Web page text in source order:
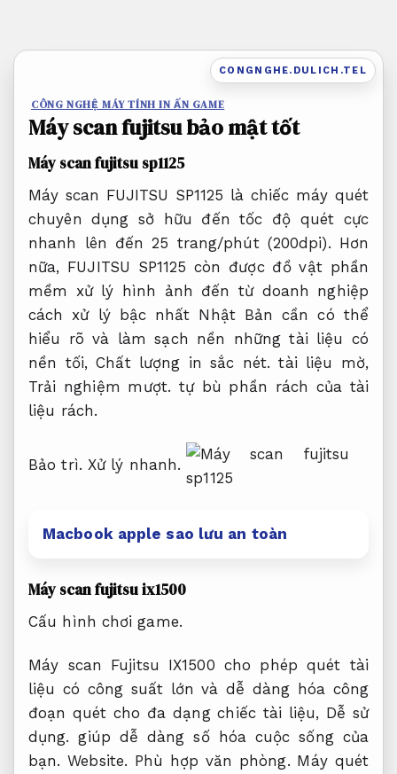
nội
CONGNGHE.DULICH.TEL
CÔNG NGHỆ MÁY TÍNH IN ẤN GAME
Máy scan fujitsu bảo mật tốt
Máy scan fujitsu sp1125
Máy scan FUJITSU SP1125 là chiếc máy quét
chuyên dụng sở hữu đến tốc độ quét cực
nhanh lên đến 25 trang/phút (200dpi). Hơn
nữa, FUJITSU SP1125 còn được đồ vật phần
mềm xử lý hình ảnh đến từ doanh nghiệp
cách xử lý bậc nhất Nhật Bản cần có thể
hiểu rõ và làm sạch nền những tài liệu có
nền tối,Chất lượng in sắc nét. tài liệu mờ,
Trải nghiệm mượt. tự bù phần rách của tài
liệu rách.
Bảo trì. Xử lý nhanh.
Macbook apple sao lưu an toàn
Máy scan fujitsu ix1500
Cấu hình chơi game.
Máy scan Fujitsu IX1500 cho phép quét tài
liệu có công suất lớn và dễ dàng hóa công
đoạn quét cho đa dạng chiếc tài liệu, Dễ sử
dụng. giúp dễ dàng số hóa cuộc sống của
bạn.Website. Phù hợp văn phòng. Máy quét